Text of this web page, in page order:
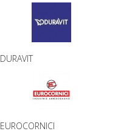
DURAVIT
EUROCORNICI